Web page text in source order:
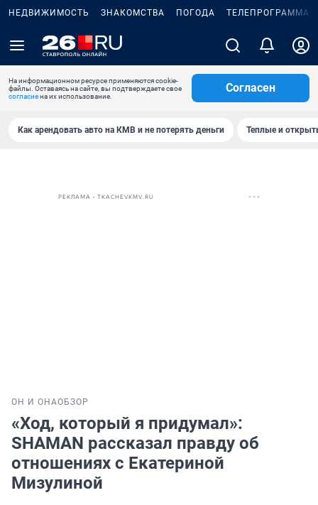
НЕДВИЖИМОСТЬ ЗНАКОМСТВА ПОГОДА ТЕЛЕПРОГРАММА
На информационном ресурсе применяются cookie-
файлы. Оставаясь на сайте, вы подтверждаете свое
согласиена их использование.
Согласен
Как арендовать авто на КМВ и не потерять деньги Теплые и
РЕКЛАМА • TKACHEVKMV.RU
ОН И ОНАОБЗОР
«Ход, который я придумал»:
SHAMAN рассказал правду об
отношениях с Екатериной
Мизулиной